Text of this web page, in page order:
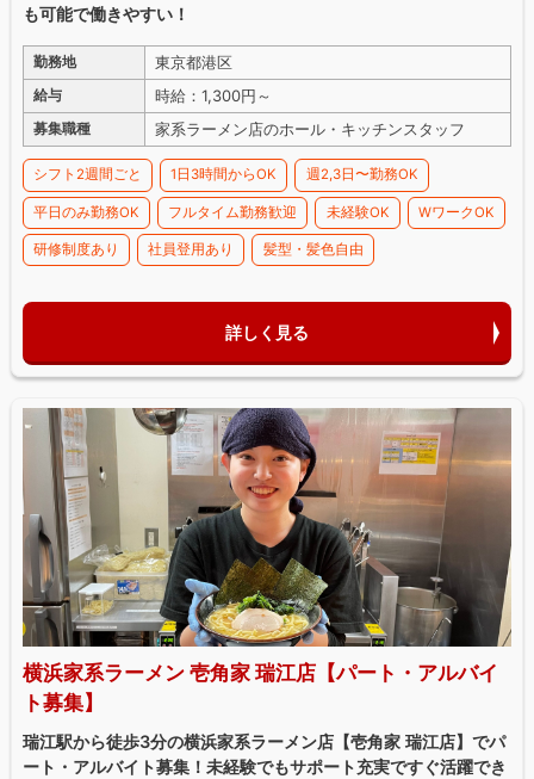
も可能で働きやすい！
勤務地 東京都港区
給与 時給：1,300円～
募集職種 家系ラーメン店のホール・キッチンスタッフ
シフト2週間ごと 1日3時間からOK 週2,3日〜勤務OK
平日のみ勤務OK フルタイム勤務歓迎 未経験OK WワークOK
研修制度あり 社員登用あり 髪型・髪色自由
詳しく見る
横浜家系ラーメン 壱角家 瑞江店【パート・アルバイ
ト募集】
瑞江駅から徒歩3分の横浜家系ラーメン店【壱角家 瑞江店】でパ
ート・アルバイト募集！未経験でもサポート充実ですぐ活躍でき